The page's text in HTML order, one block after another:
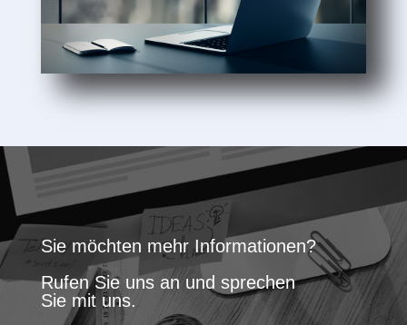
Sie möchten mehr Informationen?
Rufen Sie uns an und sprechen
Sie mit uns.